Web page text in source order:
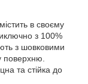
в своєму
з 100%
з шовковими
поверхню.
та стійка до